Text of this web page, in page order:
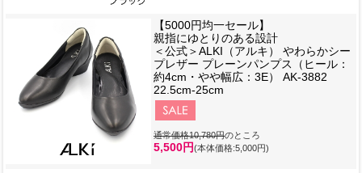
【5000円均一セール】
親指にゆとりのある設計
＜公式＞ALKI（アルキ） やわらかシー
プレザー プレーンパンプス（ヒール：
約4cm・やや幅広：3E） AK-3882
22.5cm-25cm
通常価格10,780円のところ
5,500円(本体価格:5,000円)